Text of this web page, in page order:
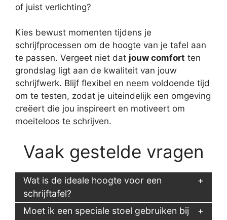
of juist verlichting?
Kies bewust momenten tijdens je
schrijfprocessen om de hoogte van je tafel aan
te passen. Vergeet niet dat jouw comfort ten
grondslag ligt aan de kwaliteit van jouw
schrijfwerk. Blijf flexibel en neem voldoende tijd
om te testen, zodat je uiteindelijk een omgeving
creëert die jou inspireert en motiveert om
moeiteloos te schrijven.
Vaak gestelde vragen
Wat is de ideale hoogte voor een
schrijftafel?
Moet ik een speciale stoel gebruiken bij